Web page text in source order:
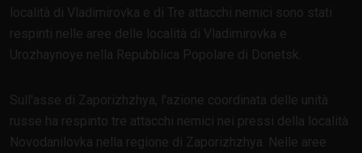
località di Vladimirovka e di Tre attacchi nemici sono stati
respinti nelle aree delle località di Vladimirovka e
Urozhaynoye nella Repubblica Popolare di Donetsk.
Sull'asse di Zaporizhzhya, l'azione coordinata delle unità
russe ha respinto tre attacchi nemici nei pressi della località
Novodanilovka nella regione di Zaporizhzhya. Nelle aree